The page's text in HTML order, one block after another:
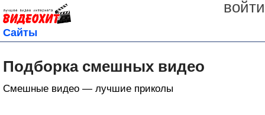
войти
Сайты
Подборка смешных видео
Смешные видео — лучшие приколы